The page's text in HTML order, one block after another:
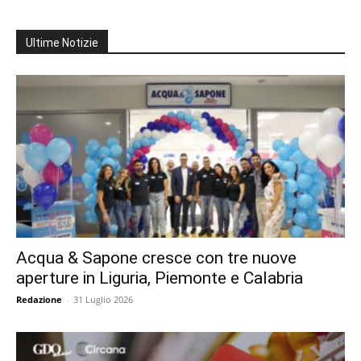
Ultime Notizie
Acqua & Sapone cresce con tre nuove
aperture in Liguria, Piemonte e Calabria
Redazione - 31 Luglio 2026